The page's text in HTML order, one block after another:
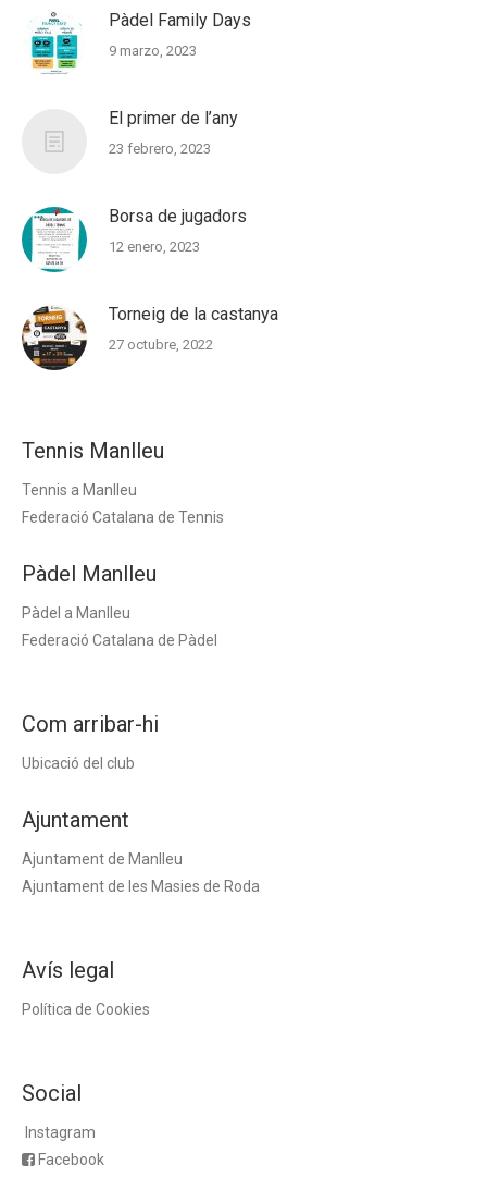
Pàdel Family Days
9 marzo, 2023
El primer de l’any
23 febrero, 2023
Borsa de jugadors
12 enero, 2023
Torneig de la castanya
27 octubre, 2022
Tennis Manlleu
Tennis a Manlleu
Federació Catalana de Tennis
Pàdel Manlleu
Pàdel a Manlleu
Federació Catalana de Pàdel
Com arribar-hi
Ubicació del club
Ajuntament
Ajuntament de Manlleu
Ajuntament de les Masies de Roda
Avís legal
Política de Cookies
Social
Instagram
Facebook